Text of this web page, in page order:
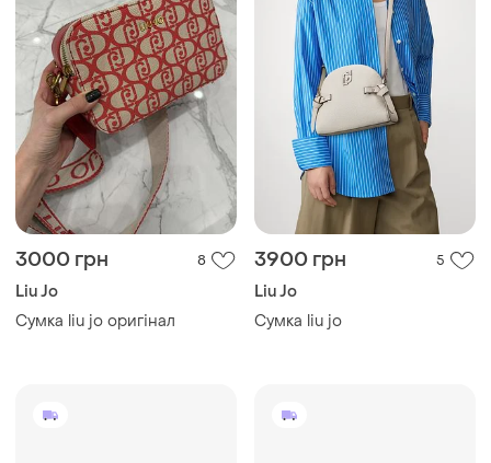
3000 грн 8
Liu Jo
Сумка liu jo оригінал
3900 грн 5
Liu Jo
Сумка liu jo